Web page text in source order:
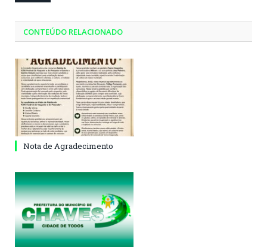
CONTEÚDO RELACIONADO
Nota de Agradecimento